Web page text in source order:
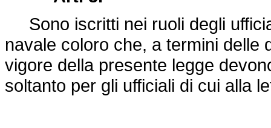
Sono iscritti nei ruoli degli
navale coloro che, a termini delle
vigore della presente legge
soltanto per gli ufficiali di cui alla